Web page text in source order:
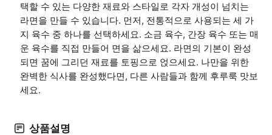
택할 수 있는 다양한 재료와 스타일로 각자 개성이 넘치는
라면을 만들 수 있습니다. 먼저, 전통적으로 사용되는 세 가
지 육수 중 하나를 선택하세요. 소금 육수, 간장 육수 또는 매
운 육수를 직접 만들어 면을 삶으세요. 라면의 기본이 완성
되면 꿈에 그리던 재료를 토핑으로 얹으세요. 나만을 위한
완벽한 식사를 완성했다면, 다른 사람들과 함께 후루룩 맛보
세요.
상품설명